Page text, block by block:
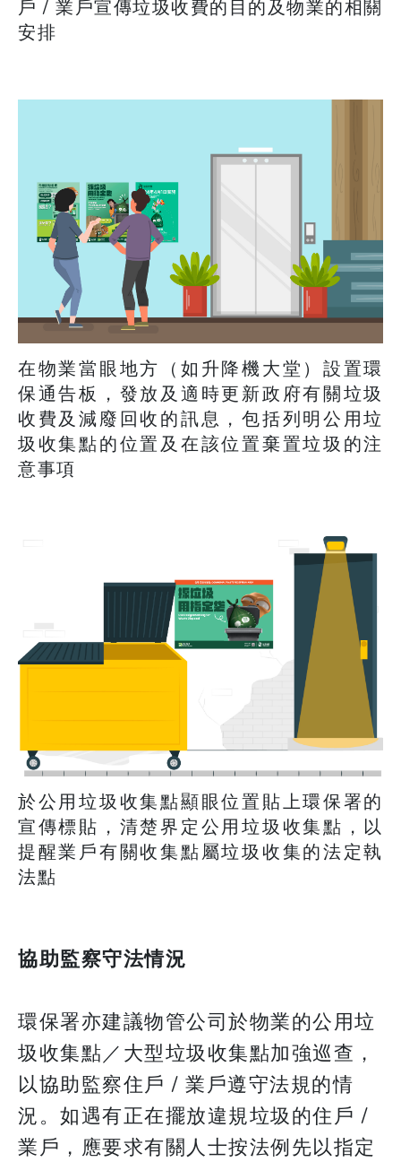
戶 / 業戶宣傳垃圾收費的目的及物業的相關
安排
在物業當眼地方（如升降機大堂）設置環
保通告板，發放及適時更新政府有關垃圾
收費及減廢回收的訊息，包括列明公用垃
圾收集點的位置及在該位置棄置垃圾的注
意事項
於公用垃圾收集點顯眼位置貼上環保署的
宣傳標貼，清楚界定公用垃圾收集點，以
提醒業戶有關收集點屬垃圾收集的法定執
法點
協助監察守法情況
環保署亦建議物管公司於物業的公用垃
圾收集點／大型垃圾收集點加強巡查，
以協助監察住戶 / 業戶遵守法規的情
況。如遇有正在擺放違規垃圾的住戶 /
業戶，應要求有關人士按法例先以指定